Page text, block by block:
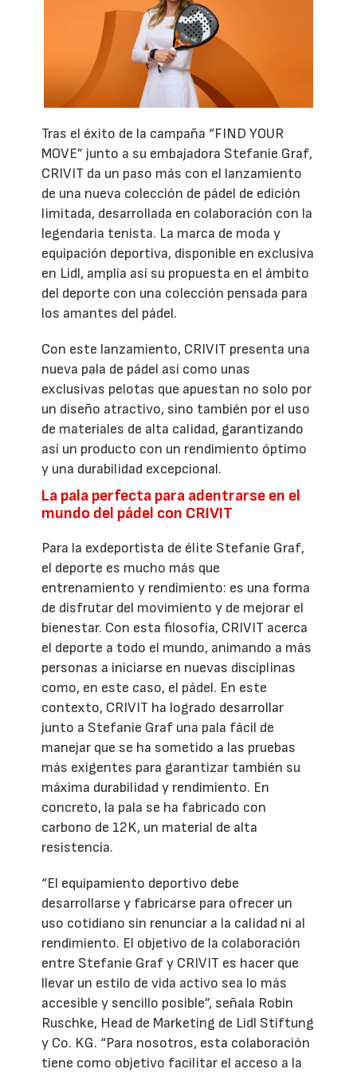
Tras el éxito de la campaña “FIND YOUR
MOVE” junto a su embajadora Stefanie Graf,
CRIVIT da un paso más con el lanzamiento
de una nueva colección de pádel de edición
limitada, desarrollada en colaboración con la
legendaria tenista. La marca de moda y
equipación deportiva, disponible en exclusiva
en Lidl, amplía así su propuesta en el ámbito
del deporte con una colección pensada para
los amantes del pádel.
Con este lanzamiento, CRIVIT presenta una
nueva pala de pádel así como unas
exclusivas pelotas que apuestan no solo por
un diseño atractivo, sino también por el uso
de materiales de alta calidad, garantizando
así un producto con un rendimiento óptimo
y una durabilidad excepcional.
La pala perfecta para adentrarse en el
mundo del pádel con CRIVIT
Para la exdeportista de élite Stefanie Graf,
el deporte es mucho más que
entrenamiento y rendimiento: es una forma
de disfrutar del movimiento y de mejorar el
bienestar. Con esta filosofía, CRIVIT acerca
el deporte a todo el mundo, animando a más
personas a iniciarse en nuevas disciplinas
como, en este caso, el pádel. En este
contexto, CRIVIT ha logrado desarrollar
junto a Stefanie Graf una pala fácil de
manejar que se ha sometido a las pruebas
más exigentes para garantizar también su
máxima durabilidad y rendimiento. En
concreto, la pala se ha fabricado con
carbono de 12K, un material de alta
resistencia.
“El equipamiento deportivo debe
desarrollarse y fabricarse para ofrecer un
uso cotidiano sin renunciar a la calidad ni al
rendimiento. El objetivo de la colaboración
entre Stefanie Graf y CRIVIT es hacer que
llevar un estilo de vida activo sea lo más
accesible y sencillo posible”, señala Robin
Ruschke, Head de Marketing de Lidl Stiftung
y Co. KG. “Para nosotros, esta colaboración
tiene como objetivo facilitar el acceso a la